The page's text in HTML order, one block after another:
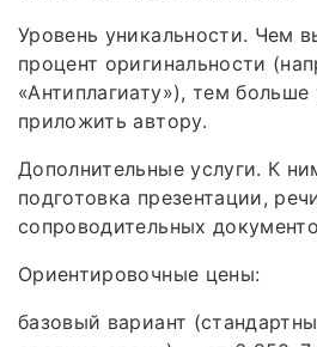
Уровень уникальности. Чем
процент оригинальности
«Антиплагиату»), тем
приложить автору.
Дополнительные услуги. К
подготовка презентации,
сопроводительных
Ориентировочные цены:
базовый вариант